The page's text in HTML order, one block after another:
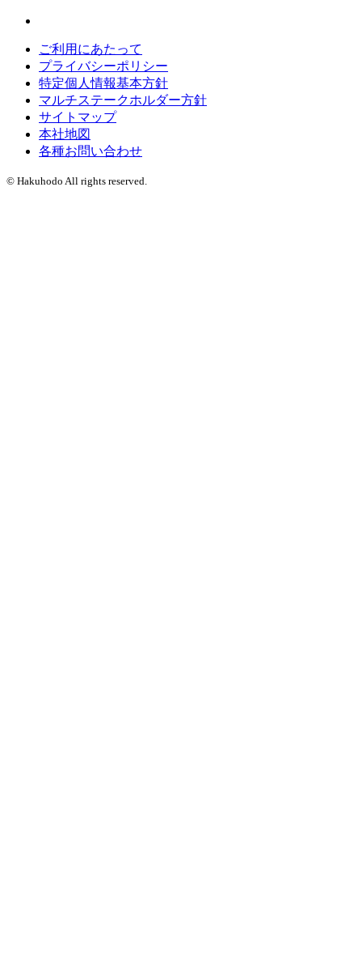
ご利用にあたって
プライバシーポリシー
特定個人情報基本方針
マルチステークホルダー方針
サイトマップ
本社地図
各種お問い合わせ
© Hakuhodo All rights reserved.